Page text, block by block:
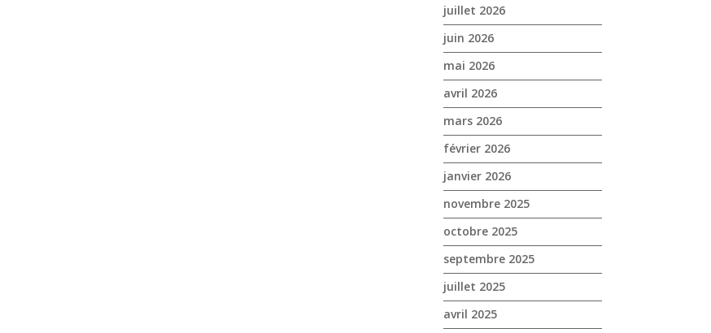
juillet 2026
juin 2026
mai 2026
avril 2026
mars 2026
février 2026
janvier 2026
novembre 2025
octobre 2025
septembre 2025
juillet 2025
avril 2025